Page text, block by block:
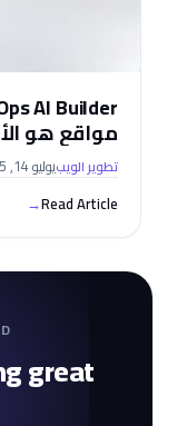
مواقع هو
تطوير الويبيوليو 14, 2025
Read Article
→
great